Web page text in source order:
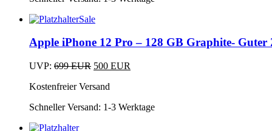
Sale
Apple iPhone 12 Pro – 128 GB Graphite- Guter
UVP: 699EUR Ursprünglicher
war:
500 EUR
Kostenfreier Versand
Schneller Versand: 1-3 Werktage